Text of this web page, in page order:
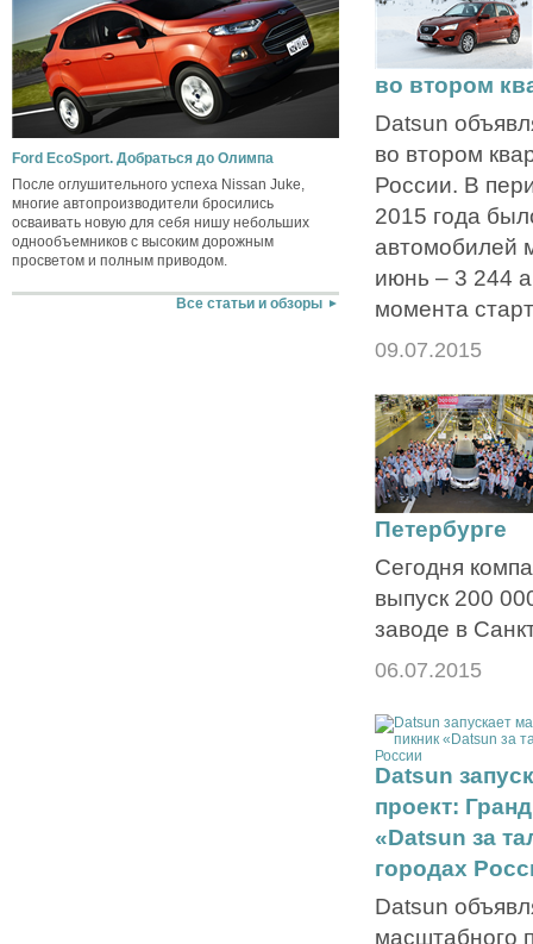
Ford EcoSport. Добраться до Олимпа
После оглушительного успеха Nissan Juke,
многие автопроизводители бросились
осваивать новую для себя нишу небольших
однообъемников с высоким дорожным
просветом и полным приводом.
Все статьи и обзоры
во втором
Datsun
во втором
России. В
2015 года
автомобилей
июнь – 3 244
момента
09.07.2015
Петербурге
Сегодня
выпуск 200
заводе в
06.07.2015
Datsun
проект:
«Datsun за
городах
Datsun
масштабного